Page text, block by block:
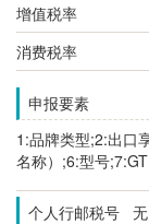
增值税率
消费税率
申报要素
1:品牌类型;2:出口
名称）;6:型号
个人行邮税号 无